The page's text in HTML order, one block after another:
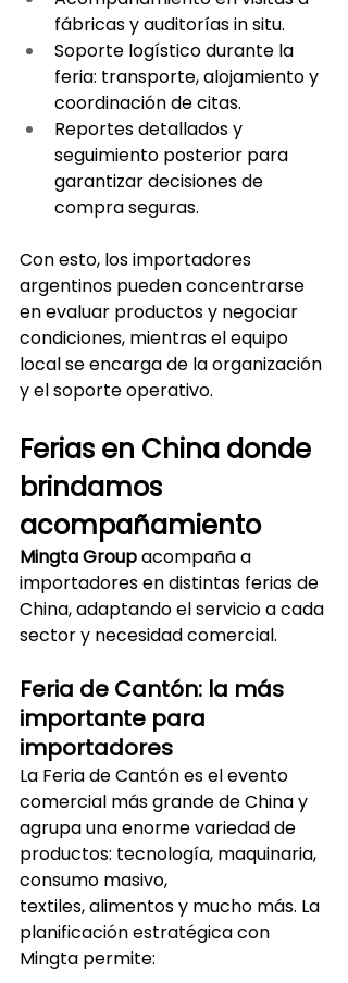
fábricas y auditorías in situ.
Soporte logístico durante la
feria: transporte, alojamiento y
coordinación de citas.
Reportes detallados y
seguimiento posterior para
garantizar decisiones de
compra seguras.
Con esto, los importadores
argentinos pueden concentrarse
en evaluar productos y negociar
condiciones, mientras el equipo
local se encarga de la organización
y el soporte operativo.
Ferias en China donde
brindamos
acompañamiento
Mingta Group acompaña a
importadores en distintas ferias de
China, adaptando el servicio a cada
sector y necesidad comercial.
Feria de Cantón: la más
importante para
importadores
La Feria de Cantón es el evento
comercial más grande de China y
agrupa una enorme variedad de
productos: tecnología, maquinaria,
consumo masivo,
textiles, alimentos y mucho más. La
planificación estratégica con
Mingta permite: